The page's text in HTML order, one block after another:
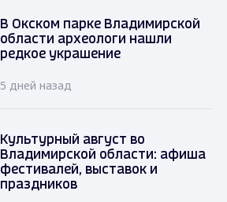
В Окском парке Владимирской
области археологи нашли
редкое украшение
5 дней назад
Культурный август во
Владимирской области: афиша
фестивалей, выставок и
праздников